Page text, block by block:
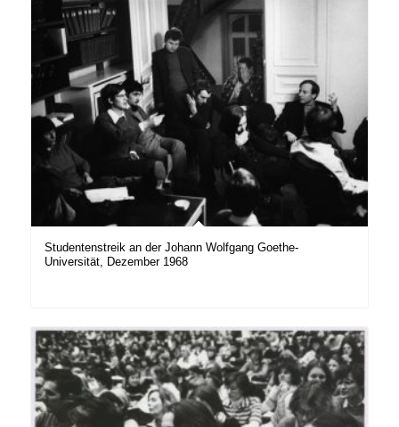
Studentenstreik an der Johann Wolfgang Goethe-
Universität, Dezember 1968